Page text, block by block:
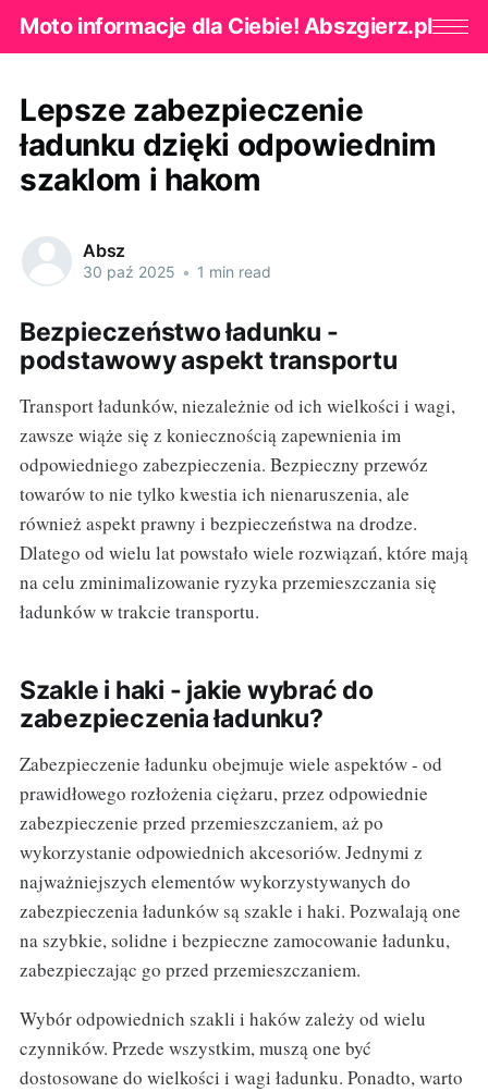
Moto informacje dla Ciebie! Abszgierz.pl
Lepsze zabezpieczenie
ładunku dzięki odpowiednim
szaklom i hakom
Absz
30 paź 2025 • 1 min read
Bezpieczeństwo ładunku -
podstawowy aspekt transportu
Transport ładunków, niezależnie od ich wielkości i wagi,
zawsze wiąże się z koniecznością zapewnienia im
odpowiedniego zabezpieczenia. Bezpieczny przewóz
towarów to nie tylko kwestia ich nienaruszenia, ale
również aspekt prawny i bezpieczeństwa na drodze.
Dlatego od wielu lat powstało wiele rozwiązań, które mają
na celu zminimalizowanie ryzyka przemieszczania się
ładunków w trakcie transportu.
Szakle i haki - jakie wybrać do
zabezpieczenia ładunku?
Zabezpieczenie ładunku obejmuje wiele aspektów - od
prawidłowego rozłożenia ciężaru, przez odpowiednie
zabezpieczenie przed przemieszczaniem, aż po
wykorzystanie odpowiednich akcesoriów. Jednymi z
najważniejszych elementów wykorzystywanych do
zabezpieczenia ładunków są szakle i haki. Pozwalają one
na szybkie, solidne i bezpieczne zamocowanie ładunku,
zabezpieczając go przed przemieszczaniem.
Wybór odpowiednich szakli i haków zależy od wielu
czynników. Przede wszystkim, muszą one być
dostosowane do wielkości i wagi ładunku. Ponadto, warto